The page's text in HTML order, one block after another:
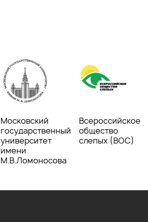
Московский
государственный
университет
имени
М.В.Ломоносова
Всероссийское
общество
слепых (ВОС)